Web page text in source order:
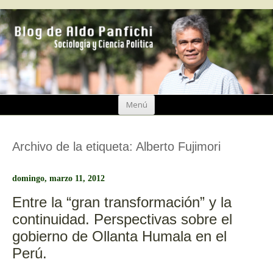
Menú
Ir
Archivo de la etiqueta: Alberto Fujimori
domingo, marzo 11, 2012
Entre la “gran transformación” y la
continuidad. Perspectivas sobre el
gobierno de Ollanta Humala en el
Perú.